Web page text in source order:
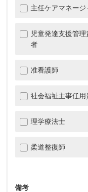
主任ケアマネージ
児童発達支援管理
者
准看護師
社会福祉主事任用
理学療法士
柔道整復師
備考